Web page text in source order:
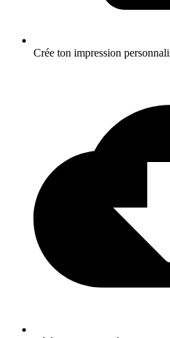
Crée ton impression